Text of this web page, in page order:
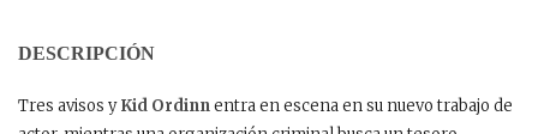
DESCRIPCIÓN
Tres avisos yKid Ordinnentra en escena en su nuevo trabajo de